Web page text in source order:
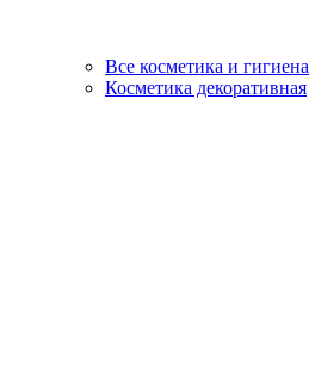
Все косметика и гигиена
Косметика декоративная